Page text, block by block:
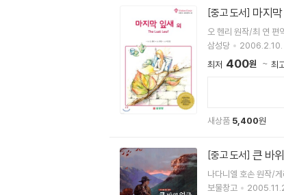
[중고 도서] 마지
오 헨리 원작/최 연 편
삼성당
2006.2.10.
최저 400원 최
새상품 5,400원
[중고 도서] 큰 바
나다니엘 호손 원작/
보물창고